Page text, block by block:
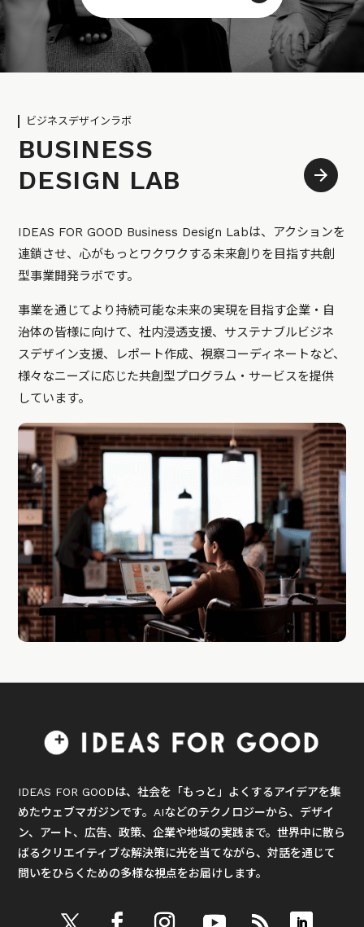
ビジネスデザインラボ
BUSINESS
DESIGN LAB
IDEAS FOR GOOD Business Design Labは、アクションを
連鎖させ、心がもっとワクワクする未来創りを目指す共創
型事業開発ラボです。
事業を通じてより持続可能な未来の実現を目指す企業・自
治体の皆様に向けて、社内浸透支援、サステナブルビジネ
スデザイン支援、レポート作成、視察コーディネートなど、
様々なニーズに応じた共創型プログラム・サービスを提供
しています。
IDEAS FOR GOODは、社会を「もっと」よくするアイデアを集
めたウェブマガジンです。AIなどのテクノロジーから、デザイ
ン、アート、広告、政策、企業や地域の実践まで。世界中に散ら
ばるクリエイティブな解決策に光を当てながら、対話を通じて
問いをひらくための多様な視点をお届けします。